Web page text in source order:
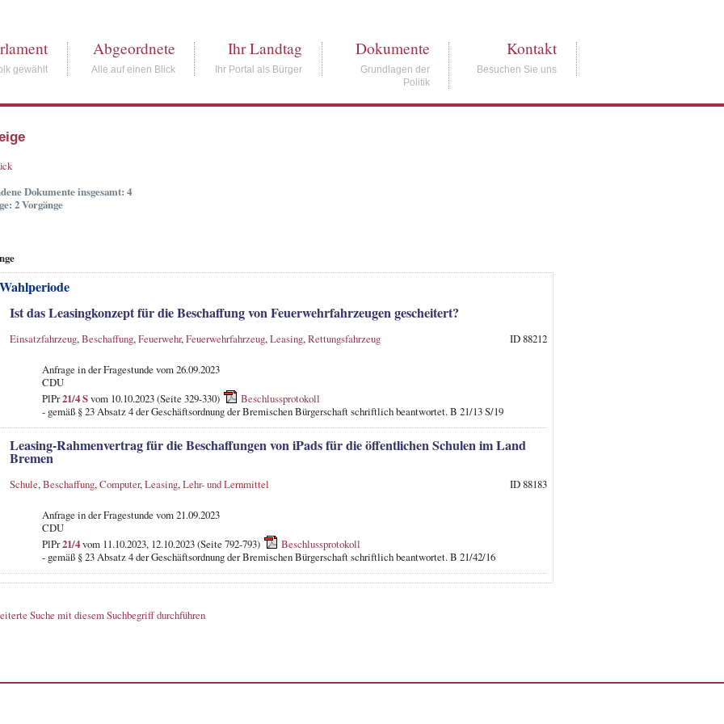
gewählt
Abgeordnete
Alle auf einen Blick
Ihr Landtag
Ihr Portal als Bürger
Dokumente
Grundlagen der
Politik
Kontakt
Besuchen Sie uns
Dokumente insgesamt: 4
2 Vorgänge
Ist das Leasingkonzept für die Beschaffung von Feuerwehrfahrzeugen gescheitert?
Einsatzfahrzeug,Beschaffung,Feuerwehr,Feuerwehrfahrzeug,Leasing,Rettungsfahrzeug ID 88212
Anfrage in der Fragestundevom 26.09.2023
CDU
PlPr21/4 Svom 10.10.2023 (Seite 329-330)
Beschlussprotokoll
- gemäß § 23 Absatz 4 der Geschäftsordnung der Bremischen Bürgerschaft schriftlich beantwortet. B 21/13 S/19
Leasing-Rahmenvertrag für die Beschaffungen von iPads für die öffentlichen Schulen im Land
Bremen
Schule,Beschaffung,Computer,Leasing,Lehr- und Lernmittel ID 88183
Anfrage in der Fragestundevom 21.09.2023
CDU
PlPr21/4vom 11.10.2023, 12.10.2023 (Seite 792-793)
Beschlussprotokoll
- gemäß § 23 Absatz 4 der Geschäftsordnung der Bremischen Bürgerschaft schriftlich beantwortet. B 21/42/16
Suche mit diesem Suchbegriff durchführen